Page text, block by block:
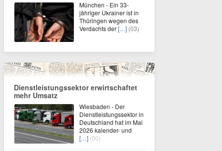
München - Ein 33-
jähriger Ukrainer ist in
Thüringen wegen des
Verdachts der[…] (03)
Dienstleistungssektor erwirtschaftet
mehr Umsatz
Wiesbaden - Der
Dienstleistungssektor in
Deutschland hat im Mai
2026 kalender- und
[…] (00)